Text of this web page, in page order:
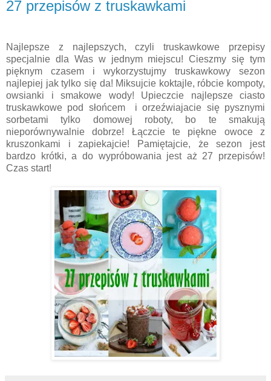
27 przepisów z truskawkami
Najlepsze z najlepszych, czyli truskawkowe przepisy
specjalnie dla Was w jednym miejscu! Cieszmy się tym
pięknym czasem i wykorzystujmy truskawkowy sezon
najlepiej jak tylko się da! Miksujcie koktajle, róbcie kompoty,
owsianki i smakowe wody! Upieczcie najlepsze ciasto
truskawkowe pod słońcem i orzeźwiajacie się pysznymi
sorbetami tylko domowej roboty, bo te smakują
nieporównywalnie dobrze! Łączcie te piękne owoce z
kruszonkami i zapiekajcie! Pamiętajcie, że sezon jest
bardzo krótki, a do wypróbowania jest aż 27 przepisów!
Czas start!